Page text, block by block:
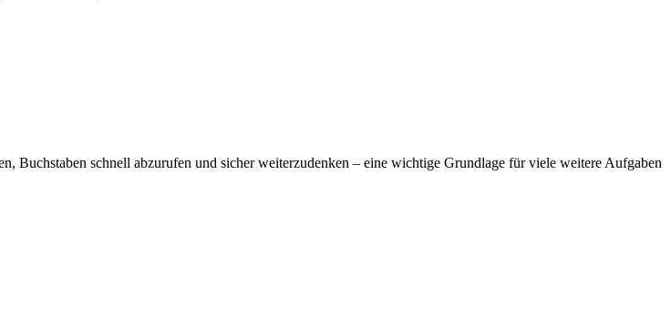
Buchstaben schnell abzurufen und sicher weiterzudenken – eine wichtige Grundlage für viele weitere Aufgaben